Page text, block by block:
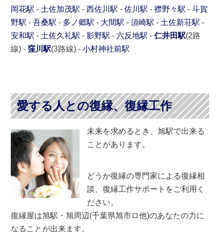
岡花駅 - 土佐加茂駅 -西佐川駅 -佐川駅 -襟野々駅 -斗賀
野駅 -吾桑駅 - 多ノ郷駅 - 大間駅 -須崎駅 - 土佐新荘駅 -
安和駅 - 土佐久礼駅 -影野駅 - 六反地駅 -仁井田駅(2路
線) -窪川駅(3路線) -小村神社前駅
愛する人との復縁、復縁工作
未来を求めるとき、旭駅で出来る
ことがあります。
どうか復縁の専門家による復縁相
談、復縁工作サポートをご利用く
ださい。
復縁屋は旭駅・旭周辺(千葉県旭市ロ他)のあなたの力に
なることが出来ます。